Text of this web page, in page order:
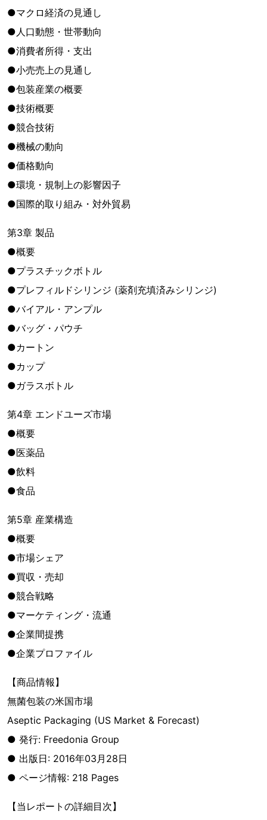
●マクロ経済の見通し
●人口動態・世帯動向
●消費者所得・支出
●小売売上の見通し
●包装産業の概要
●技術概要
●競合技術
●機械の動向
●価格動向
●環境・規制上の影響因子
●国際的取り組み・対外貿易
第3章 製品
●概要
●プラスチックボトル
●プレフィルドシリンジ (薬剤充填済みシリンジ)
●バイアル・アンプル
●バッグ・パウチ
●カートン
●カップ
●ガラスボトル
第4章 エンドユーズ市場
●概要
●医薬品
●飲料
●食品
第5章 産業構造
●概要
●市場シェア
●買収・売却
●競合戦略
●マーケティング・流通
●企業間提携
●企業プロファイル
【商品情報】
無菌包装の米国市場
Aseptic Packaging (US Market & Forecast)
● 発行: Freedonia Group
● 出版日: 2016年03月28日
● ページ情報: 218 Pages
【当レポートの詳細目次】